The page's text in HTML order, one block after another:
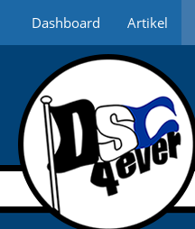
Dashboard Artikel